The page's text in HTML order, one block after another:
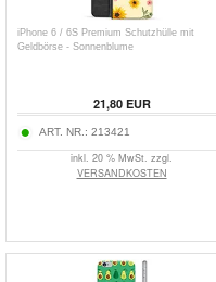
iPhone 6 / 6S Premium Schutzhülle mit
Geldbörse - Sonnenblume
21,80EUR
ART. NR.: 213421
inkl. 20 % MwSt. zzgl.
VERSANDKOSTEN